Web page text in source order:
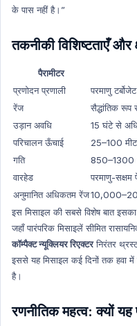
Sports
Art & Culture
Art & Culture Hindi
NATIONAL HINDI
World Economy
World Economy Hindi
Indian Polity
Indian Polity Hindi
MP GK HIndi
Defense Technology
Defense Technology Hindi
Daily Current Affairs
Daily Current Affairs Hindi
International organization Hindi
के पास नहीं है।”
तकनीकी विशिष्टताएँ और
पैरामीटर
प्रणोदन प्रणाली
परमाणु
रेंज
सैद्धांतिक रूप
उड़ान अवधि
15 घंटे से
परिचालन ऊँचाई
25–100
गति
850–1300
वारहेड
परमाणु-सक्षम
अनुमानित अधिकतम रेंज
इस मिसाइल की सबसे विशेष बात
जहाँ पारंपरिक मिसाइलें सीमित
कॉम्पैक्ट न्यूक्लियर रिएक्टरनिरंतर
इससे यह मिसाइल कई दिनों तक हवा
है।
रणनीतिक महत्व: क्यों यह